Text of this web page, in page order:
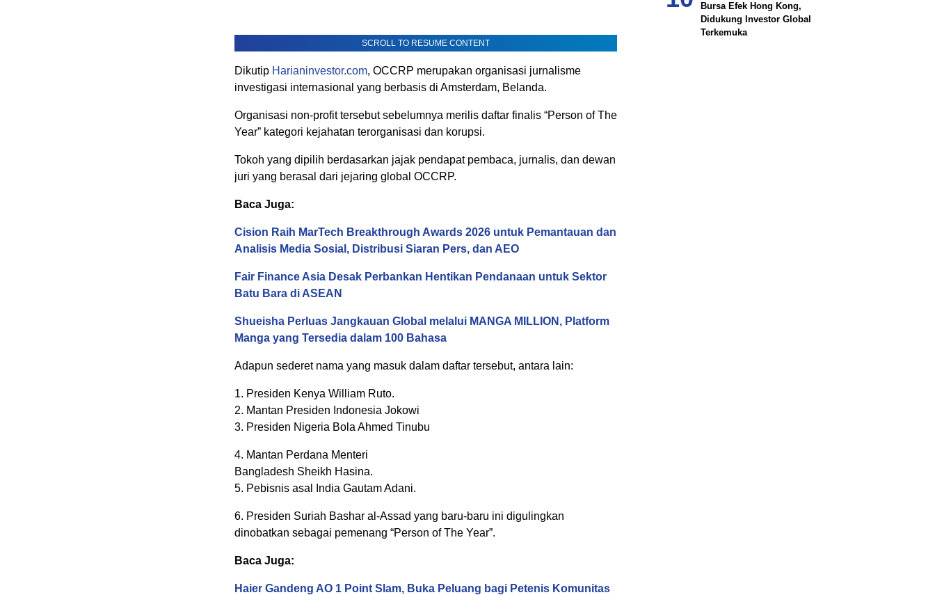
SCROLL TO RESUME CONTENT
Dikutip Harianinvestor.com, OCCRP merupakan organisasi jurnalisme
investigasi internasional yang berbasis di Amsterdam, Belanda.
Organisasi non-profit tersebut sebelumnya merilis daftar finalis “Person of The
Year” kategori kejahatan terorganisasi dan korupsi.
Tokoh yang dipilih berdasarkan jajak pendapat pembaca, jurnalis, dan dewan
juri yang berasal dari jejaring global OCCRP.
Baca Juga:
Cision Raih MarTech Breakthrough Awards 2026 untuk Pemantauan dan
Analisis Media Sosial, Distribusi Siaran Pers, dan AEO
Fair Finance Asia Desak Perbankan Hentikan Pendanaan untuk Sektor
Batu Bara di ASEAN
Shueisha Perluas Jangkauan Global melalui MANGA MILLION, Platform
Manga yang Tersedia dalam 100 Bahasa
Adapun sederet nama yang masuk dalam daftar tersebut, antara lain:
1. Presiden Kenya William Ruto.
2. Mantan Presiden Indonesia Jokowi
3. Presiden Nigeria Bola Ahmed Tinubu
4. Mantan Perdana Menteri
Bangladesh Sheikh Hasina.
5. Pebisnis asal India Gautam Adani.
6. Presiden Suriah Bashar al-Assad yang baru-baru ini digulingkan
dinobatkan sebagai pemenang “Person of The Year”.
Baca Juga:
Haier Gandeng AO 1 Point Slam, Buka Peluang bagi Petenis Komunitas
Bursa Efek Hong Kong,
Didukung Investor Global
Terkemuka